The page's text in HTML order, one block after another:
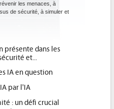
Des datacenters plus durables et plus
ce que recherchent les pouvoirs publics
1
Qu'est-ce que la DEE (directive
d'efficacité énergétique) ?
2
DEE, une pression
place pour répondre à...